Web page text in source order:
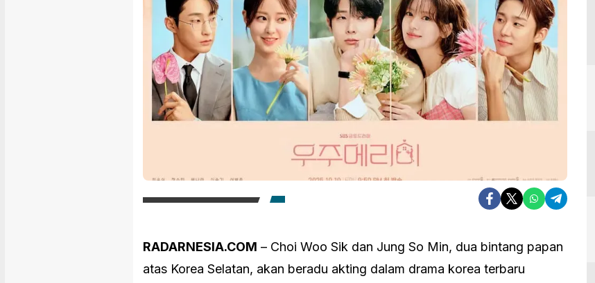
RADARNESIA.COM – Choi Woo Sik dan Jung So Min, dua bintang papan
atas Korea Selatan, akan beradu akting dalam drama korea terbaru